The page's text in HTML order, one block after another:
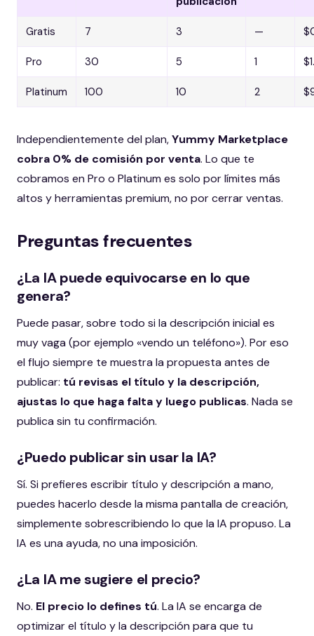
Gratis 7 3 —
Pro 30 5 1
Platinum 100 10 2
Independientemente del plan,Yummy Marketplace
cobra 0% de comisión por venta. Lo que te
cobramos en Pro o Platinum es solo por límites más
altos y herramientas premium, no por cerrar ventas.
Preguntas frecuentes
¿La IA puede equivocarse en lo que
genera?
Puede pasar, sobre todo si la descripción inicial es
muy vaga (por ejemplo «vendo un teléfono»). Por eso
el flujo siempre te muestra la propuesta antes de
publicar: tú revisas el título y la descripción,
ajustas lo que haga falta y luego publicas. Nada se
publica sin tu confirmación.
¿Puedo publicar sin usar la IA?
Sí. Si prefieres escribir título y descripción a mano,
puedes hacerlo desde la misma pantalla de creación,
simplemente sobrescribiendo lo que la IA propuso. La
IA es una ayuda, no una imposición.
¿La IA me sugiere el precio?
No. El precio lo defines tú. La IA se encarga de
optimizar el título y la descripción para que tu